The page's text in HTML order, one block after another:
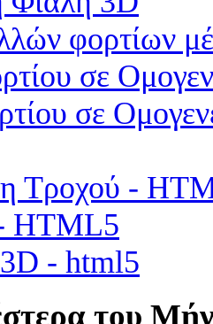
φορτίων
σε
σε
Τροχού -
HTML5
- html5
του